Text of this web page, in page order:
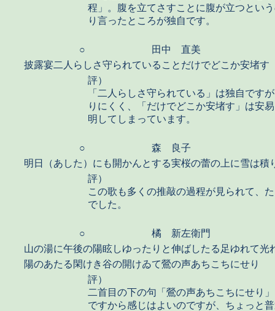
程」。腹を立てさすことに腹が立つとい
り言ったところが独自です。
○
田中 直美
披露宴二人らしさ守られていることだけでどこか安堵す
評）
「二人らしさ守られている」は独自です
りにくく、「だけでどこか安堵す」は安
明してしまっています。
○
森 良子
明日（あした）にも開かんとする実桜の蕾の上に雪は積
評）
この歌も多くの推敲の過程が見られて、
でした。
○
橘 新左衛門
山の湯に午後の陽眩しゆったりと伸ばしたる足ゆれて光
陽のあたる閑けき谷の開けゐて鶯の声あちこちにせり
評）
二首目の下の句「鶯の声あちこちにせり
ですから感じはよいのですが、ちょっと